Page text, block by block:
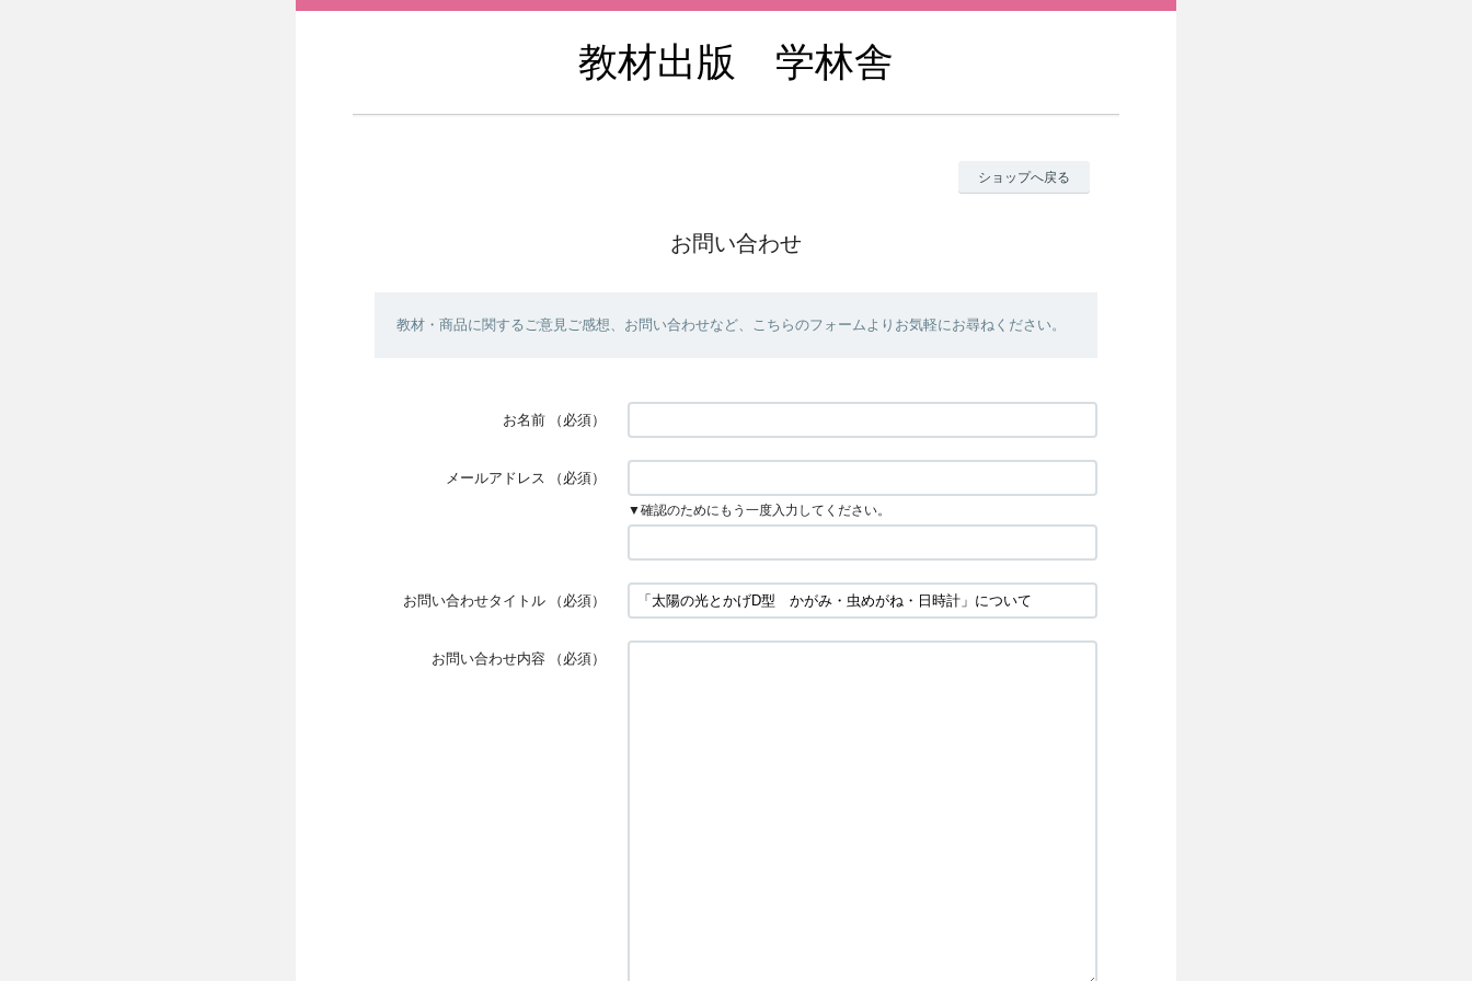
教材出版 学林舎
ショップへ戻る
お問い合わせ
教材・商品に関するご意見ご感想、お問い合わせなど、こちらのフォームよりお気軽にお尋ねください。
お名前 （必須）
メールアドレス （必須）
▼確認のためにもう一度入力してください。
お問い合わせタイトル （必須）
お問い合わせ内容 （必須）